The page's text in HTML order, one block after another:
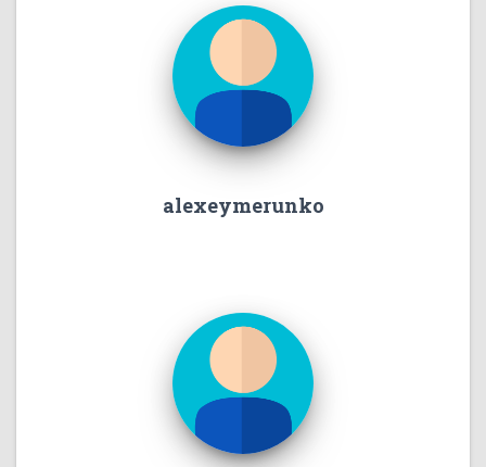
alexeymerunko